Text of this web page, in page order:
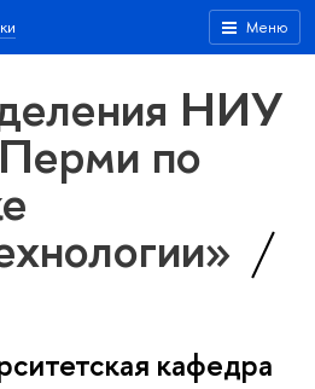
Меню
НИУ
по
кафедра